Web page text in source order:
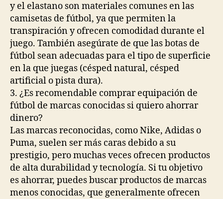
y el elastano son materiales comunes en las
camisetas de fútbol, ya que permiten la
transpiración y ofrecen comodidad durante el
juego. También asegúrate de que las botas de
fútbol sean adecuadas para el tipo de superficie
en la que juegas (césped natural, césped
artificial o pista dura).
3. ¿Es recomendable comprar equipación de
fútbol de marcas conocidas si quiero ahorrar
dinero?
Las marcas reconocidas, como Nike, Adidas o
Puma, suelen ser más caras debido a su
prestigio, pero muchas veces ofrecen productos
de alta durabilidad y tecnología. Si tu objetivo
es ahorrar, puedes buscar productos de marcas
menos conocidas, que generalmente ofrecen